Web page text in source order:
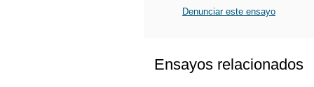
Denunciar este ensayo
Ensayos relacionados